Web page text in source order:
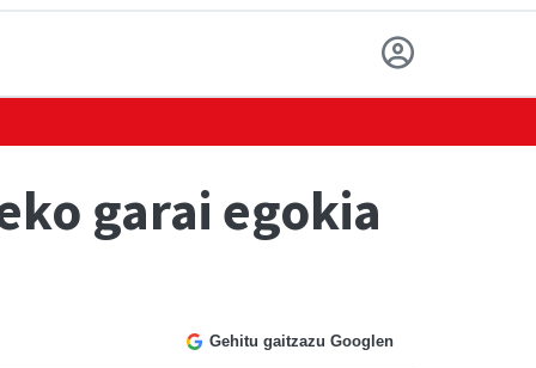
garai egokia
Gehitu gaitzazu Googlen